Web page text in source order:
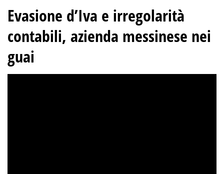
Evasione d’Iva e irregolarità
contabili, azienda messinese nei
guai